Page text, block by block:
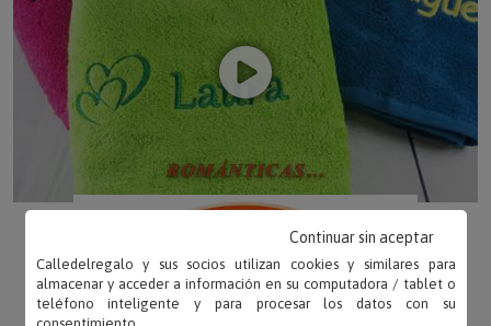
Calledelregalo y sus socios utilizan cookies y similares para
almacenar y acceder a información en su computadora / tablet o
teléfono inteligente y para procesar los datos con su
Continuar sin aceptar